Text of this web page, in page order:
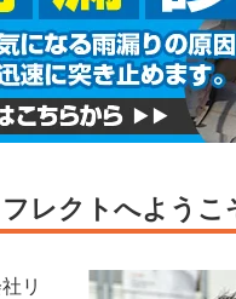
レクトへようこ
リ